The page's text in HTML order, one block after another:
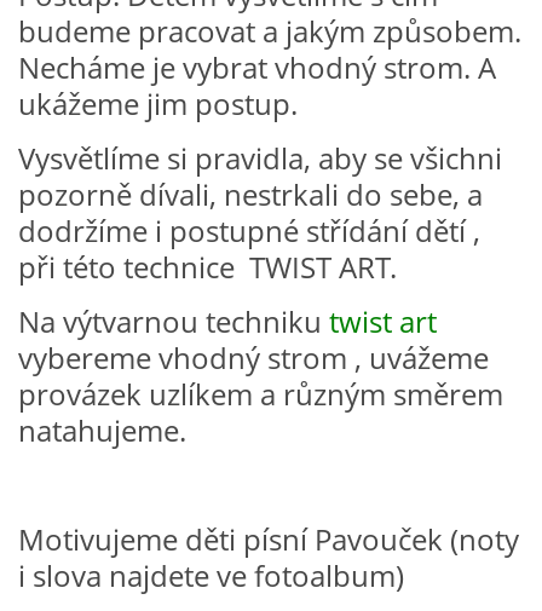
VZDĚLÁVACÍ BLOK BŘEZEN
VZDĚLÁVACÍ BLOK DUBEN
VÝTVARNÉ TECHNIKY
VÝTVARNÉ POMŮCKY
VÝTVARNÉ AKTIVITY - JARO
VÝTVARNÉ AKTIVITY - LÉTO
VÝTVARNÉ AKTIVITY - ZIMA
budeme pracovat a jakým způsobem.
Necháme je vybrat vhodný strom. A
ukážeme jim postup.
Vysvětlíme si pravidla, aby se všichni
pozorně dívali, nestrkali do sebe, a
dodržíme i postupné střídání dětí ,
při této technice TWIST ART.
Na výtvarnou techniku twist art
vybereme vhodný strom , uvážeme
provázek uzlíkem a různým směrem
natahujeme.
Motivujeme děti písní Pavouček (noty
i slova najdete ve fotoalbum)